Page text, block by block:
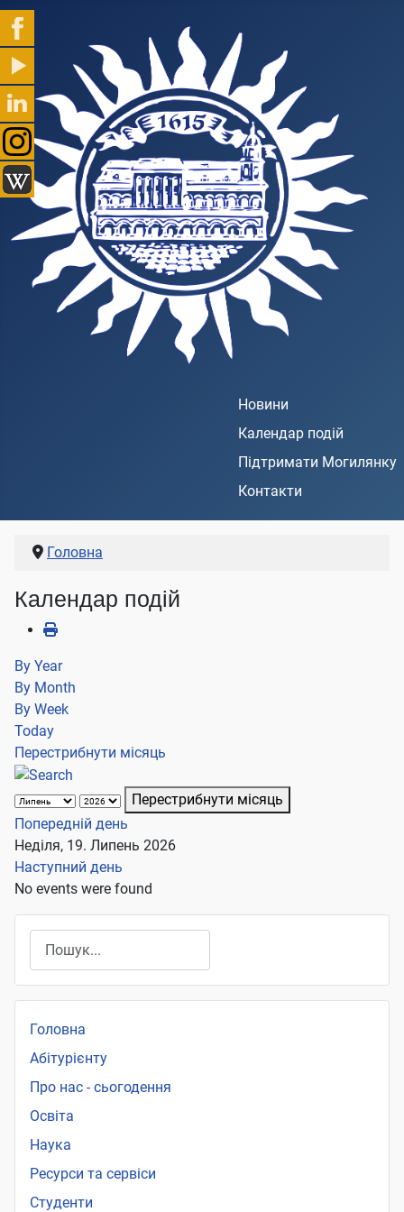
Новини
Календар подій
Підтримати Могилянку
Контакти
Головна
Календар подій
By Year
By Month
By Week
Today
Перестрибнути місяць
Перестрибнути місяць
Попередній день
Неділя, 19. Липень 2026
Наступний день
No events were found
Головна
Абітурієнту
Про нас - сьогодення
Освіта
Наука
Ресурси та сервіси
Студенти